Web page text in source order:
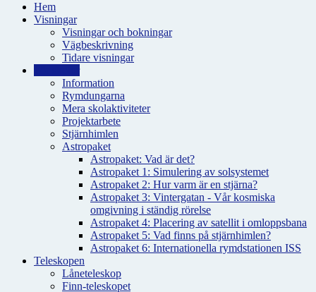
Hem
Visningar
Visningar och bokningar
Vägbeskrivning
Tidare visningar
Information
Rymdungarna
Mera skolaktiviteter
Projektarbete
Stjärnhimlen
Astropaket
Astropaket: Vad är det?
Astropaket 1: Simulering av solsystemet
Astropaket 2: Hur varm är en stjärna?
Astropaket 3: Vintergatan - Vår kosmiska
omgivning i ständig rörelse
Astropaket 4: Placering av satellit i omloppsbana
Astropaket 5: Vad finns på stjärnhimlen?
Astropaket 6: Internationella rymdstationen ISS
Teleskopen
Låneteleskop
Finn-teleskopet